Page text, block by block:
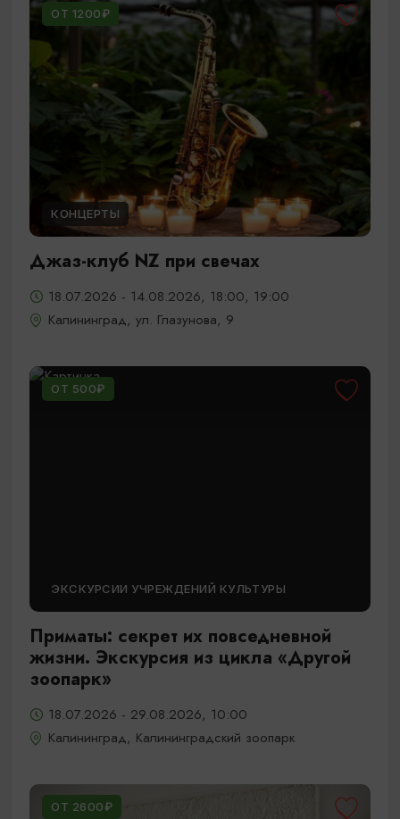
ОТ 1200₽
КОНЦЕРТЫ
Джаз-клуб NZ при свечах
18.07.2026 - 14.08.2026, 18:00, 19:00
Калининград, ул. Глазунова, 9
ОТ 500₽
ЭКСКУРСИИ УЧРЕЖДЕНИЙ КУЛЬТУРЫ
Приматы: секрет их повседневной
жизни. Экскурсия из цикла «Другой
зоопарк»
18.07.2026 - 29.08.2026, 10:00
Калининград, Калининградский зоопарк
ОТ 2600₽